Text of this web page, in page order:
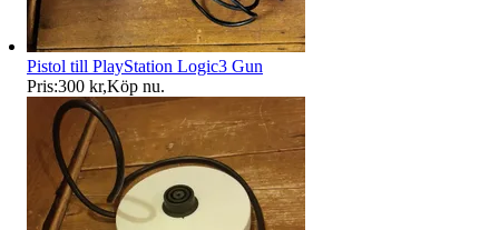
Pistol till PlayStation Logic3 Gun
Pris:300 kr,Köp nu.